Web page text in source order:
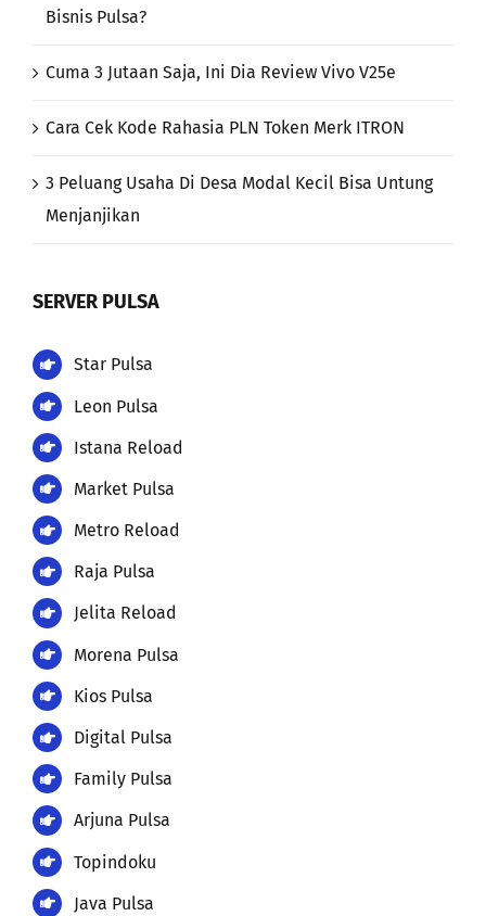
Bisnis Pulsa?
Cuma 3 Jutaan Saja, Ini Dia Review Vivo V25e
Cara Cek Kode Rahasia PLN Token Merk ITRON
3 Peluang Usaha Di Desa Modal Kecil Bisa Untung
Menjanjikan
SERVER PULSA
Star Pulsa
Leon Pulsa
Istana Reload
Market Pulsa
Metro Reload
Raja Pulsa
Jelita Reload
Morena Pulsa
Kios Pulsa
Digital Pulsa
Family Pulsa
Arjuna Pulsa
Topindoku
Java Pulsa